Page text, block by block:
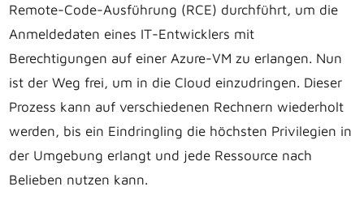
Remote-Code-Ausführung (RCE) durchführt, um die
Anmeldedaten eines IT-Entwicklers mit
Berechtigungen auf einer Azure-VM zu erlangen. Nun
ist der Weg frei, um in die Cloud einzudringen. Dieser
Prozess kann auf verschiedenen Rechnern wiederholt
werden, bis ein Eindringling die höchsten Privilegien in
der Umgebung erlangt und jede Ressource nach
Belieben nutzen kann.